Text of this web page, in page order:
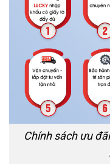
Chính sách ưu